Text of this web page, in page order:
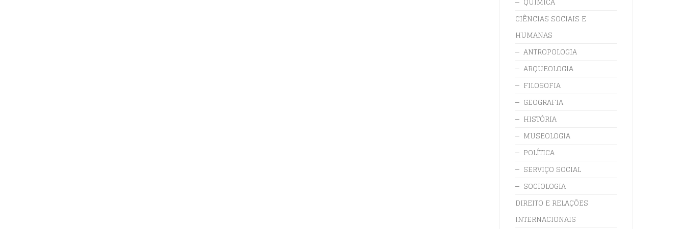
CIÊNCIAS SOCIAIS E
HUMANAS
ANTROPOLOGIA
ARQUEOLOGIA
FILOSOFIA
GEOGRAFIA
HISTÓRIA
MUSEOLOGIA
POLÍTICA
SERVIÇO SOCIAL
SOCIOLOGIA
DIREITO E RELAÇÕES
INTERNACIONAIS